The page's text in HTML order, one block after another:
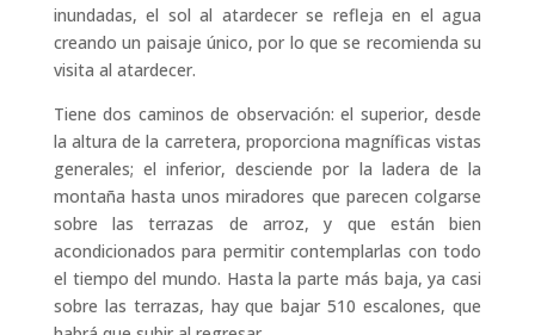
inundadas, el sol al atardecer se refleja en el agua
creando un paisaje único, por lo que se recomienda su
visita al atardecer.
Tiene dos caminos de observación: el superior, desde
la altura de la carretera, proporciona magníficas vistas
generales; el inferior, desciende por la ladera de la
montaña hasta unos miradores que parecen colgarse
sobre las terrazas de arroz, y que están bien
acondicionados para permitir contemplarlas con todo
el tiempo del mundo. Hasta la parte más baja, ya casi
sobre las terrazas, hay que bajar 510 escalones, que